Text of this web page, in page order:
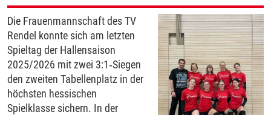
Die Frauenmannschaft des TV
Rendel konnte sich am letzten
Spieltag der Hallensaison
2025/2026 mit zwei 3:1‑Siegen
den zweiten Tabellenplatz in der
höchsten hessischen
Spielklasse sichern. In der